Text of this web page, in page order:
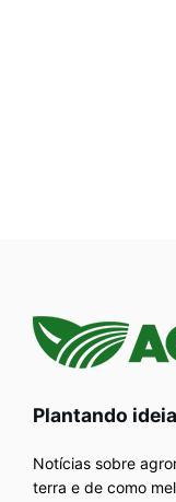
Plantando
Notícias sobre
terra e de como